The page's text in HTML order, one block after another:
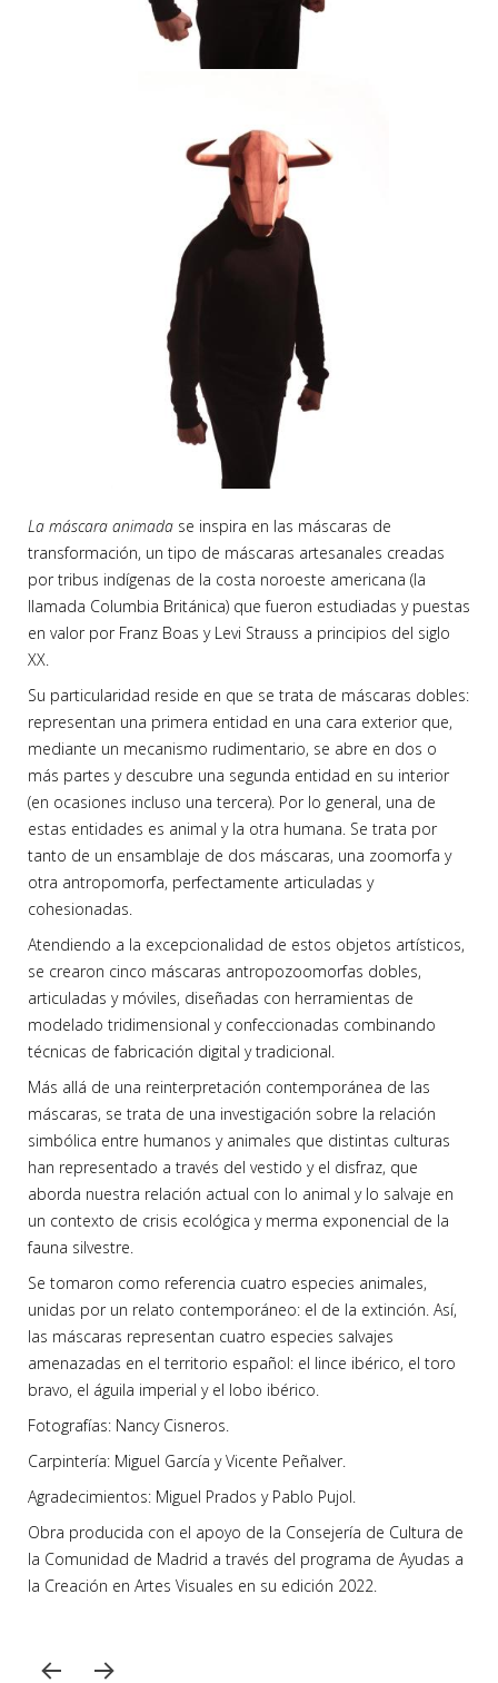
La máscara animada se inspira en las máscaras de
transformación, un tipo de máscaras artesanales creadas
por tribus indígenas de la costa noroeste americana (la
llamada Columbia Británica) que fueron estudiadas y puestas
en valor por Franz Boas y Levi Strauss a principios del siglo
XX.
Su particularidad reside en que se trata de máscaras dobles:
representan una primera entidad en una cara exterior que,
mediante un mecanismo rudimentario, se abre en dos o
más partes y descubre una segunda entidad en su interior
(en ocasiones incluso una tercera). Por lo general, una de
estas entidades es animal y la otra humana. Se trata por
tanto de un ensamblaje de dos máscaras, una zoomorfa y
otra antropomorfa, perfectamente articuladas y
cohesionadas.
Atendiendo a la excepcionalidad de estos objetos artísticos,
se crearon cinco máscaras antropozoomorfas dobles,
articuladas y móviles, diseñadas con herramientas de
modelado tridimensional y confeccionadas combinando
técnicas de fabricación digital y tradicional.
Más allá de una reinterpretación contemporánea de las
máscaras, se trata de una investigación sobre la relación
simbólica entre humanos y animales que distintas culturas
han representado a través del vestido y el disfraz, que
aborda nuestra relación actual con lo animal y lo salvaje en
un contexto de crisis ecológica y merma exponencial de la
fauna silvestre.
Se tomaron como referencia cuatro especies animales,
unidas por un relato contemporáneo: el de la extinción. Así,
las máscaras representan cuatro especies salvajes
amenazadas en el territorio español: el lince ibérico, el toro
bravo, el águila imperial y el lobo ibérico.
Fotografías: Nancy Cisneros.
Carpintería: Miguel García y Vicente Peñalver.
Agradecimientos: Miguel Prados y Pablo Pujol.
Obra producida con el apoyo de la Consejería de Cultura de
la Comunidad de Madrid a través del programa de Ayudas a
la Creación en Artes Visuales en su edición 2022.